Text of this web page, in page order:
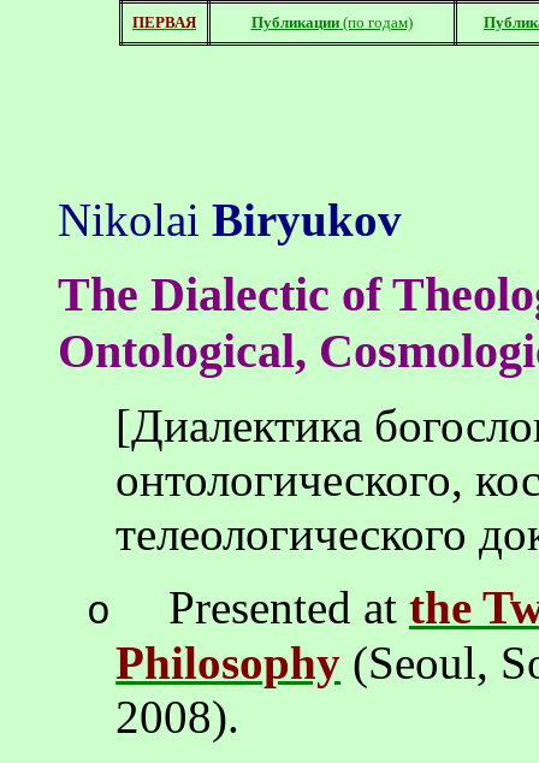
ПЕРВАЯ Публикации(по годам)
Nikolai Biryukov
The Dialectic of
Ontological,
[Диалектика
онтологического,
телеологического
o Presented at the
Philosophy (Seoul,
2008).